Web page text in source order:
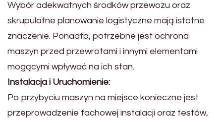
Wybór adekwatnych środków przewozu oraz
skrupulatne planowanie logistyczne mają istotne
znaczenie. Ponadto, potrzebne jest ochrona
maszyn przed przewrotami i innymi elementami
mogącymi wpływać na ich stan.
Instalacja i Uruchomienie:
Po przybyciu maszyn na miejsce konieczne jest
przeprowadzenie fachowej instalacji oraz testów,